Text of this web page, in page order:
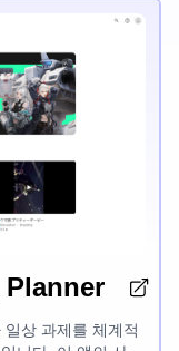
상 과제를 체계적